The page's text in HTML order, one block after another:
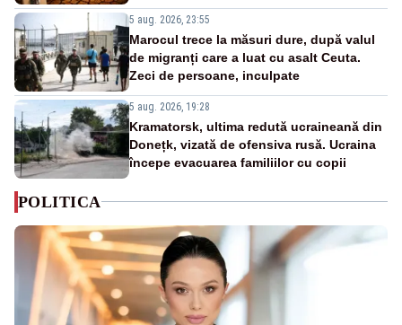
5 aug. 2026, 23:55
Marocul trece la măsuri dure, după valul
de migranți care a luat cu asalt Ceuta.
Zeci de persoane, inculpate
5 aug. 2026, 19:28
Kramatorsk, ultima redută ucraineană din
Donețk, vizată de ofensiva rusă. Ucraina
începe evacuarea familiilor cu copii
POLITICA